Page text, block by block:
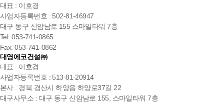
대표 : 이호경
사업자등록번호 : 502-81-46947
대구 동구 신암남로 155 스마일타워 7층
Tel. 053-741-0865
Fax. 053-741-0862
대영에코건설㈜
대표 : 이호경
사업자등록번호 : 513-81-20914
본사 : 경북 경산시 하양읍 하양로37길 22
대구사무소 : 대구 동구 신암남로 155, 스마일타워 7층